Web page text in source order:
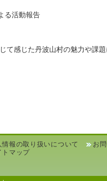
る活動報告
て感じた丹波山村の魅力や課
情報の取り扱いについて
お
トマップ